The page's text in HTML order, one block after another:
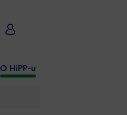
O HiPP-u
HiPP Babyclub